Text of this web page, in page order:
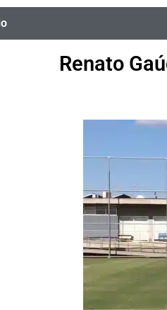
Renato